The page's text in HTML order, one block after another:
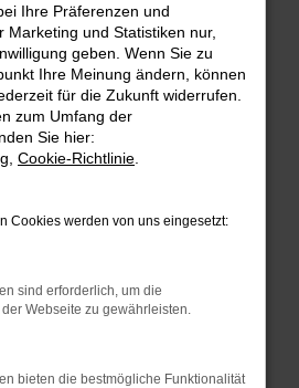
ERROR
aufgetreten.
die dir helfen können:
Firewall und deine
zum Beispiel deine
wie Werbeblocker,
die Seite in einem
oder in einem privaten
Ihre Präferenzen und
Marketing und Statistiken nur,
geben. Wenn Sie zu
Ihre Meinung ändern, können
für die Zukunft widerrufen.
zum Umfang der
Sie hier:
Cookie-Richtlinie
Cookies werden von uns eingesetzt:
sind erforderlich, um die
Webseite zu gewährleisten.
bieten die bestmögliche Funktionalität